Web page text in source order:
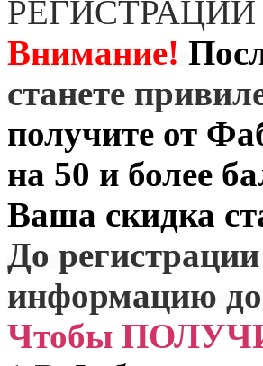
Внимание!
станете
получите от
на 50 и более
Ваша скидка
До
информацию
Чтобы